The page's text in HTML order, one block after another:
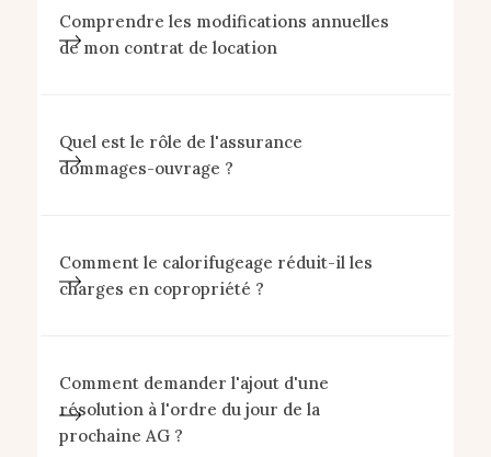
Comprendre les modifications annuelles
de mon contrat de location
Quel est le rôle de l'assurance
dommages-ouvrage ?
Comment le calorifugeage réduit-il les
charges en copropriété ?
Comment demander l'ajout d'une
résolution à l'ordre du jour de la
prochaine AG ?